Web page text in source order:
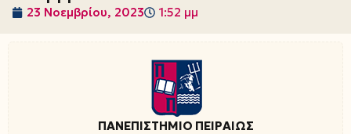
23 Νοεμβρίου, 2023 1:52 μμ
ΠΑΝΕΠΙΣΤΗΜΙΟ ΠΕΙΡΑΙΩΣ